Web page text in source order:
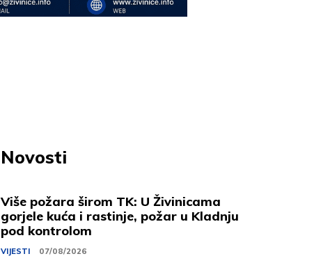
Novosti
Više požara širom TK: U Živinicama
gorjele kuća i rastinje, požar u Kladnju
pod kontrolom
VIJESTI 07/08/2026